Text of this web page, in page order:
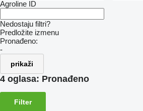
Agroline ID
Nedostaju filtri?
Predložite izmenu
Pronađeno:
-
prikaži
4 oglasa: Pronađeno
Filter